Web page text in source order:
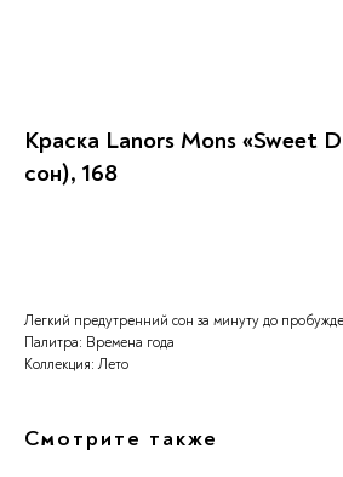
Краска Lanors Mons «Sweet
сон), 168
Легкий предутренний сон за минуту до
Палитра: Времена года
Коллекция: Лето
Смотрите также